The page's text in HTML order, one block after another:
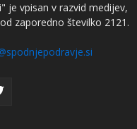
je vpisan v razvid medijev,
zaporedno številko 2121.